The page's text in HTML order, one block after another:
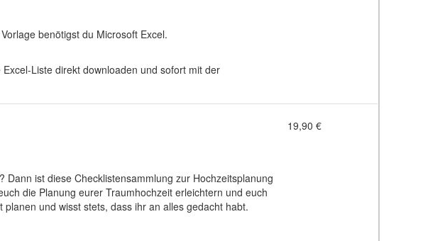
benötigst du Microsoft Excel.
Liste direkt downloaden und sofort mit der
ist diese Checklistensammlung zur Hochzeitsplanung
die Planung eurer Traumhochzeit erleichtern und euch
und wisst stets, dass ihr an alles gedacht habt.
19,90 €